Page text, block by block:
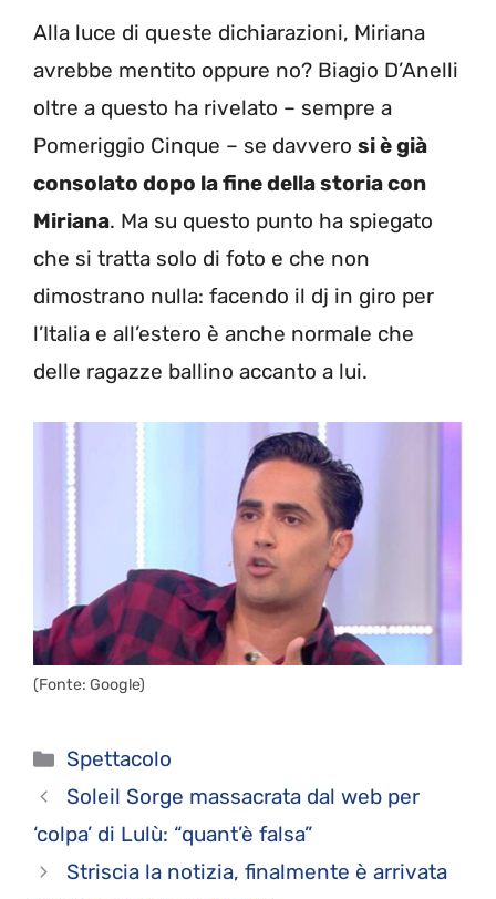
Alla luce di queste dichiarazioni, Miriana
avrebbe mentito oppure no? Biagio D’Anelli
oltre a questo ha rivelato – sempre a
Pomeriggio Cinque – se davvero si è già
consolato dopo la fine della storia con
Miriana. Ma su questo punto ha spiegato
che si tratta solo di foto e che non
dimostrano nulla: facendo il dj in giro per
l’Italia e all’estero è anche normale che
delle ragazze ballino accanto a lui.
(Fonte: Google)
Categorie
Spettacolo
Soleil Sorge massacrata dal web per
‘colpa’ di Lulù: “quant’è falsa”
Striscia la notizia, finalmente è arrivata